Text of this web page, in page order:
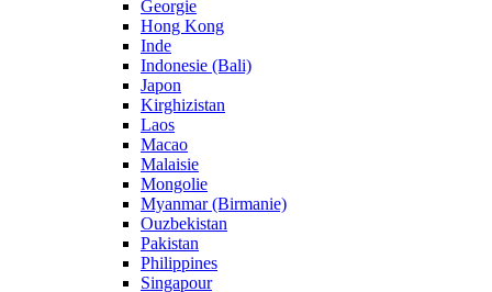
Georgie
Hong Kong
Inde
Indonesie (Bali)
Japon
Kirghizistan
Laos
Macao
Malaisie
Mongolie
Myanmar (Birmanie)
Ouzbekistan
Pakistan
Philippines
Singapour